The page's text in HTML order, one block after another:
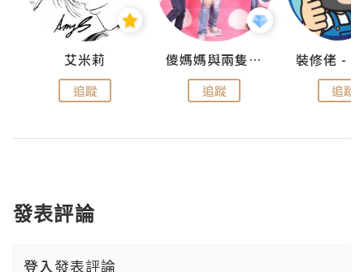
艾米莉
追蹤
儍媽媽與兩隻小魔怪之家
追蹤 追蹤
發表評論
登入發表評論